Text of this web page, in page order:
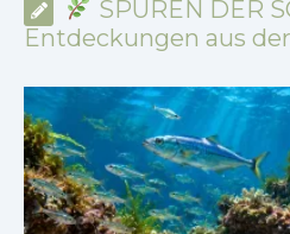
SPUREN DER
Entdeckungen aus